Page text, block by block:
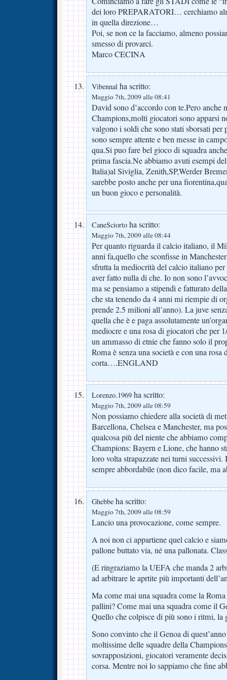
dei loro PREPARATORI… cerchiamo
in quella direzione…
Poi, se non ce la facciamo, almeno
smesso di provarci.
Marco CECINA
Vibennal ha scritto:
Maggio 7th, 2009 alle 08:41
David sono d’accordo con te.Pero anche
Champions,molti giocatori sono apparsi
valgono i soldi che sono stati sborsati per
sono sempre attente e ben messe in
qua.Si puo fare bel gioco di squadra
prima fascia.Ne abbiamo avuti esempi
Italia)al Siviglia, Zenith,SP,Werder
sarebbe posto anche per una
un buon gioco e personalità.
CaneSciorto ha scritto:
Maggio 7th, 2009 alle 08:44
Per quanto riguarda il calcio italiano, il
anni fa,quello che sconfisse in
sfrutta la mediocrità del calcio italiano
aver fatto nulla di che. Io non sono
ma se pensiamo a stipendi e fatturato
che sta tenendo da 4 anni mi riempie di
prende 2.5 milioni all’anno). La juve
quella che è e paga assolutamente
mediocre e una rosa di giocatori che per
un ammasso di etnie che fanno solo il
Roma è senza una società e con una rosa
corta….ENGLAND
Lorenzo.1969 ha scritto:
Maggio 7th, 2009 alle 08:59
Non possiamo chiedere alla società di
Barcellona, Chelsea e Manchester, ma
qualcosa più del niente che abbiamo
Champions: Bayern e Lione, che hanno
loro volta strapazzate nei turni
sempre abbordabile (non dico facile, ma
Ghebbe ha scritto:
Maggio 7th, 2009 alle 08:59
Lancio una provocazione, come sempre.
A noi non ci appartiene quel calcio e
pallone buttato via, né una pallonata.
(E ringraziamo la UEFA che manda 2
ad arbitrare le aprtite più importanti
Ma come mai una squadra come la
pallini? Come mai una squadra come il
Quello che colpisce di più sono i ritmi, la
Sono convinto che il Genoa di
moltissime delle squadre della
sovrapposizioni, giocatori veramente
corsa. Mentre noi lo sappiamo che fine